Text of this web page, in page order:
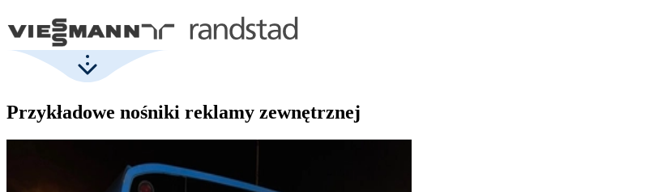
Przykładowe nośniki reklamy zewnętrznej